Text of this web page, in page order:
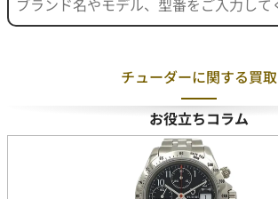
チューダーに関する買取
お役立ちコラム